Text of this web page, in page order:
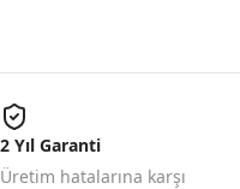
2 Yıl Garanti
Üretim hatalarına karşı